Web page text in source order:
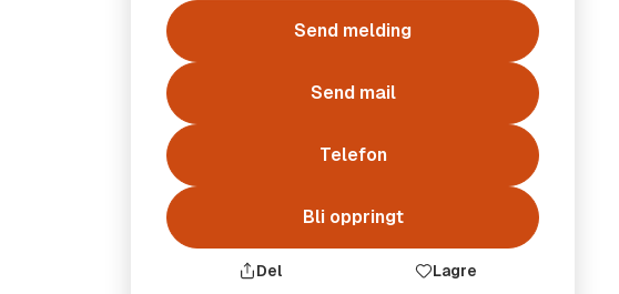
Send melding
Send mail
Telefon
Bli oppringt
Del
Lagre